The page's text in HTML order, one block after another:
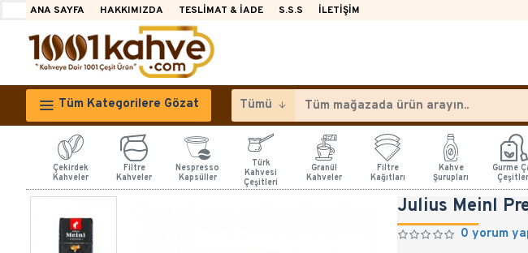
ANA SAYFA HAKKIMIZDA TESLIMAT & İADE S.S.S İLETIŞIM
Tüm Kategorilere Gözat Tümü
Çekirdek
Kahveler
Filtre
Kahveler
Nespresso
Kapsüller
Türk
Kahvesi
Çeşitleri
Granül
Kahveler
Filtre
Kağıtları
Kahve
Şurupları
Gurme
Julius Meinl
0 yorum